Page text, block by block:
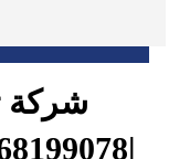
شركة
|0568199078| تنظيف المنازل